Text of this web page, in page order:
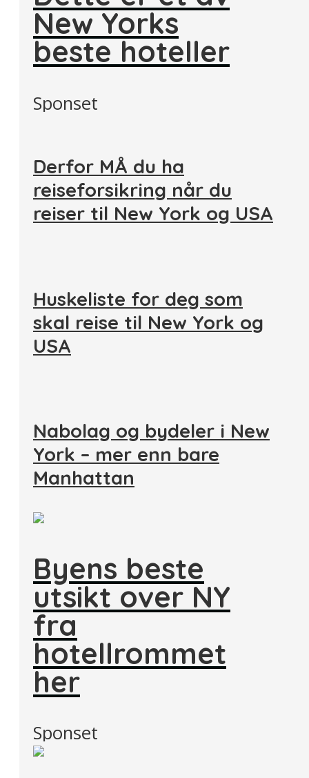
New Yorks
beste hoteller
Sponset
Derfor MÅ du ha
reiseforsikring når du
reiser til New York og USA
Huskeliste for deg som
skal reise til New York og
USA
Nabolag og bydeler i New
York – mer enn bare
Manhattan
Byens beste
utsikt over NY
fra
hotellrommet
her
Sponset